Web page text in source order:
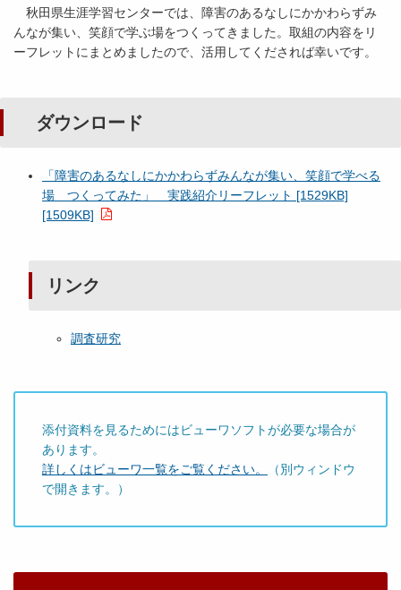
秋田県生涯学習センターでは、障害のあるなしにかかわらずみ
んなが集い、笑顔で学ぶ場をつくってきました。取組の内容をリ
ーフレットにまとめましたので、活用してくだされば幸いです。
ダウンロード
「障害のあるなしにかかわらずみんなが集い、笑顔で学べる
場 つくってみた」 実践紹介リーフレット [1529KB]
[1509KB]
リンク
調査研究
添付資料を見るためにはビューワソフトが必要な場合が
あります。
詳しくはビューワ一覧をご覧ください。
（別ウィンドウ
で開きます。）